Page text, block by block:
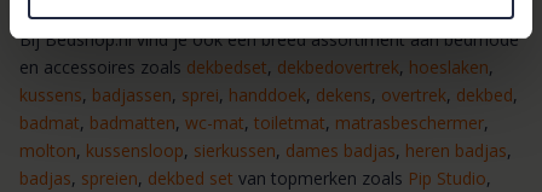
Bij Bedshop.nl vind je ook een breed assortiment aan bedmode
en accessoires zoals dekbedset, dekbedovertrek, hoeslaken,
kussens, badjassen, sprei, handdoek, dekens, overtrek, dekbed,
badmat, badmatten, wc-mat, toiletmat, matrasbeschermer,
molton, kussensloop, sierkussen, dames badjas, heren badjas,
badjas, spreien, dekbed set van topmerken zoals Pip Studio,